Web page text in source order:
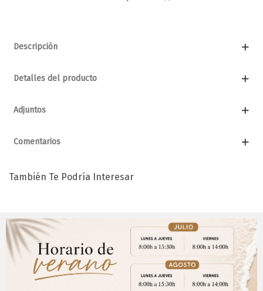
Descripción
Detalles del producto
Adjuntos
Comentarios
También Te Podría Interesar
Aviso Importante
¡Regístrate para acceder a los precios y realizar